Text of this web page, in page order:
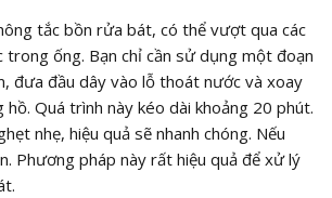
tắc bồn rửa bát, có thể vượt qua các
trong ống. Bạn chỉ cần sử dụng một đoạn
đưa đầu dây vào lỗ thoát nước và xoay
hồ. Quá trình này kéo dài khoảng 20 phút.
nhẹ, hiệu quả sẽ nhanh chóng. Nếu
Phương pháp này rất hiệu quả để xử lý